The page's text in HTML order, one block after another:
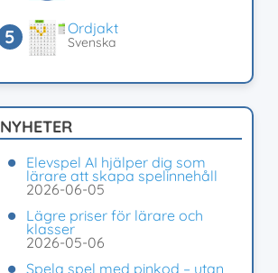
Ordjakt
Svenska
NYHETER
Elevspel AI hjälper dig som
lärare att skapa spelinnehåll
2026-06-05
Lägre priser för lärare och
klasser
2026-05-06
Spela spel med pinkod – utan